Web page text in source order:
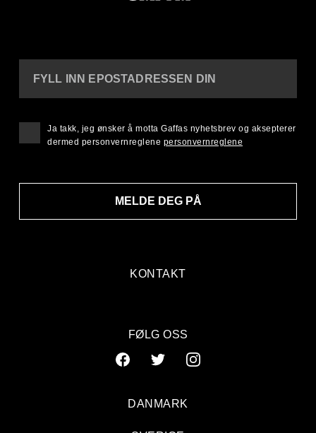
KONTAKT
FYLL INN EPOSTADRESSEN DIN
MELDE DEG PÅ
Ja takk, jeg ønsker å motta Gaffas nyhetsbrev og aksepterer
dermed personvernreglene personvernreglene
FØLG OSS
DANMARK